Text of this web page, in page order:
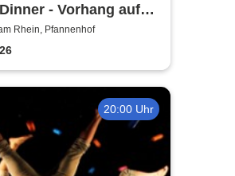
- Vorhang auf
Rhein, Pfannenhof
20:00 Uhr